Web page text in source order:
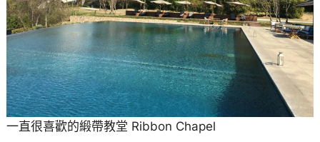
一直很喜歡的緞帶教堂 Ribbon Chapel